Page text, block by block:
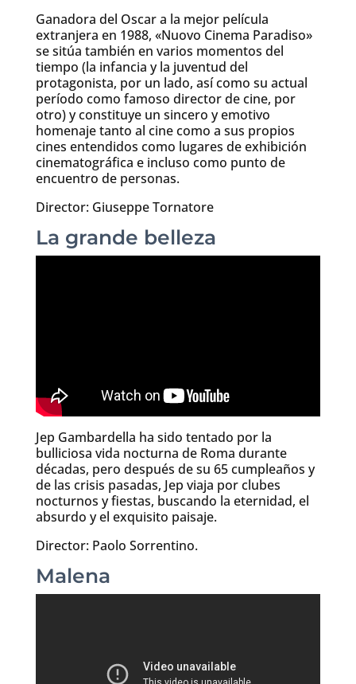
Ganadora del Oscar a la mejor película
extranjera en 1988, «Nuovo Cinema Paradiso»
se sitúa también en varios momentos del
tiempo (la infancia y la juventud del
protagonista, por un lado, así como su actual
período como famoso director de cine, por
otro) y constituye un sincero y emotivo
homenaje tanto al cine como a sus propios
cines entendidos como lugares de exhibición
cinematográfica e incluso como punto de
encuentro de personas.
Director: Giuseppe Tornatore
La grande belleza
Jep Gambardella ha sido tentado por la
bulliciosa vida nocturna de Roma durante
décadas, pero después de su 65 cumpleaños y
de las crisis pasadas, Jep viaja por clubes
nocturnos y fiestas, buscando la eternidad, el
absurdo y el exquisito paisaje.
Director: Paolo Sorrentino.
Malena